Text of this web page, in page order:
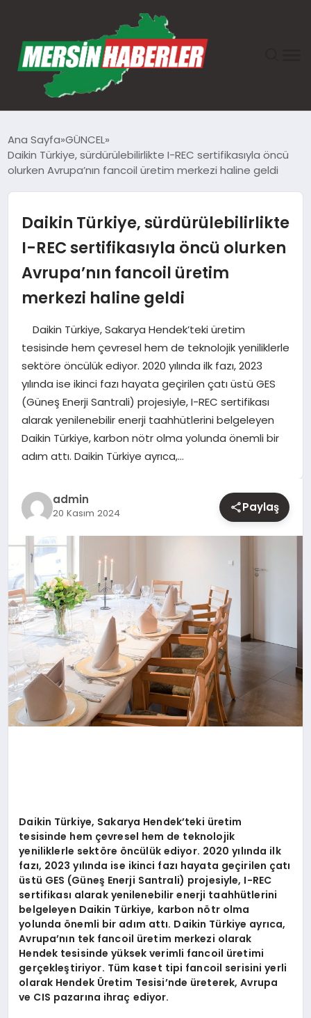
GÜNDEM
TEKNOLOJI
YAŞAM
EĞITIM
Ana Sayfa GÜNCEL
Daikin Türkiye, sürdürülebilirlikte I-REC sertifikasıyla öncü
olurken Avrupa’nın fancoil üretim merkezi haline geldi
Daikin Türkiye, sürdürülebilirlikte
I-REC sertifikasıyla öncü olurken
Avrupa’nın fancoil üretim
merkezi haline geldi
Daikin Türkiye, Sakarya Hendek’teki üretim
tesisinde hem çevresel hem de teknolojik yeniliklerle
sektöre öncülük ediyor. 2020 yılında ilk fazı, 2023
yılında ise ikinci fazı hayata geçirilen çatı üstü GES
(Güneş Enerji Santrali) projesiyle, I-REC sertifikası
alarak yenilenebilir enerji taahhütlerini belgeleyen
Daikin Türkiye, karbon nötr olma yolunda önemli bir
adım attı. Daikin Türkiye ayrıca,…
admin
20 Kasım 2024 Paylaş
Daikin Türkiye, Sakarya Hendek’teki üretim
tesisinde hem çevresel hem de teknolojik
yeniliklerle sektöre öncülük ediyor. 2020 yılında ilk
fazı, 2023 yılında ise ikinci fazı hayata geçirilen çatı
üstü GES (Güneş Enerji Santrali) projesiyle, I-REC
sertifikası alarak yenilenebilir enerji taahhütlerini
belgeleyen Daikin Türkiye, karbon nötr olma
yolunda önemli bir adım attı. Daikin Türkiye ayrıca,
Avrupa’nın tek fancoil üretim merkezi olarak
Hendek tesisinde yüksek verimli fancoil üretimi
gerçekleştiriyor. Tüm kaset tipi fancoil serisini yerli
olarak Hendek Üretim Tesisi’nde üreterek,Avrupa
ve CIS pazarına ihraç ediyor.